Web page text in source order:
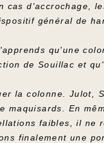
cas d'accrochage,
général de
qu'une
de Souillac et
la colonne. Julot,
En
faibles, il ne
finalement une